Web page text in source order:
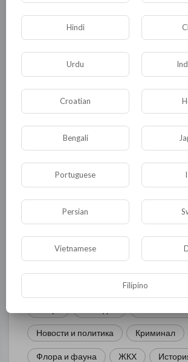
Комментариев нет
КАТЕГОРИИ
Общая Политика В мире
Происшествия
Новости и политика Криминал
Флора и фауна ЖКХ
Hindi
Urdu
Croatian
Bengali
Portuguese
Persian
Vietnamese
Filipino